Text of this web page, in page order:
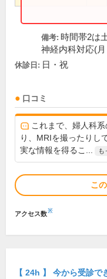
備考: 時間帯2は
神経内科対応(
休診日: 日・祝
口コミ
これまで、婦人科
り、MRIを撮ったりし
実な情報を得るこ...
も
こ
アクセス数※
【 24h 】 今から受診で